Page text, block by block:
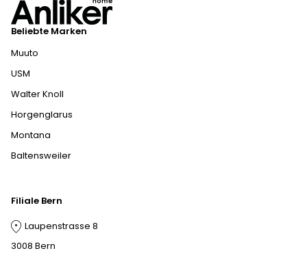
Beliebte Marken
Muuto
USM
Walter Knoll
Horgenglarus
Montana
Baltensweiler
Filiale Bern
Laupenstrasse 8
3008 Bern